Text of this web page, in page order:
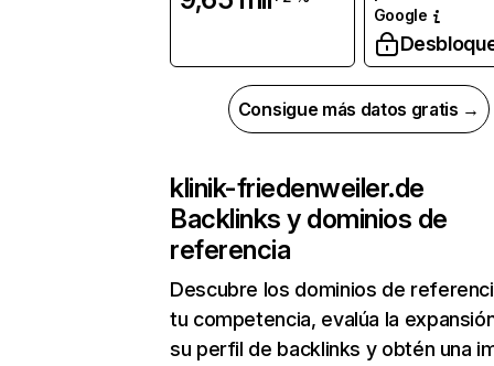
Google
Consigue más datos gratis →
klinik-friedenweiler.de
Backlinks y dominios de
referencia
Descubre los dominios de
tu competencia, evalúa la
su perfil de backlinks y obtén una